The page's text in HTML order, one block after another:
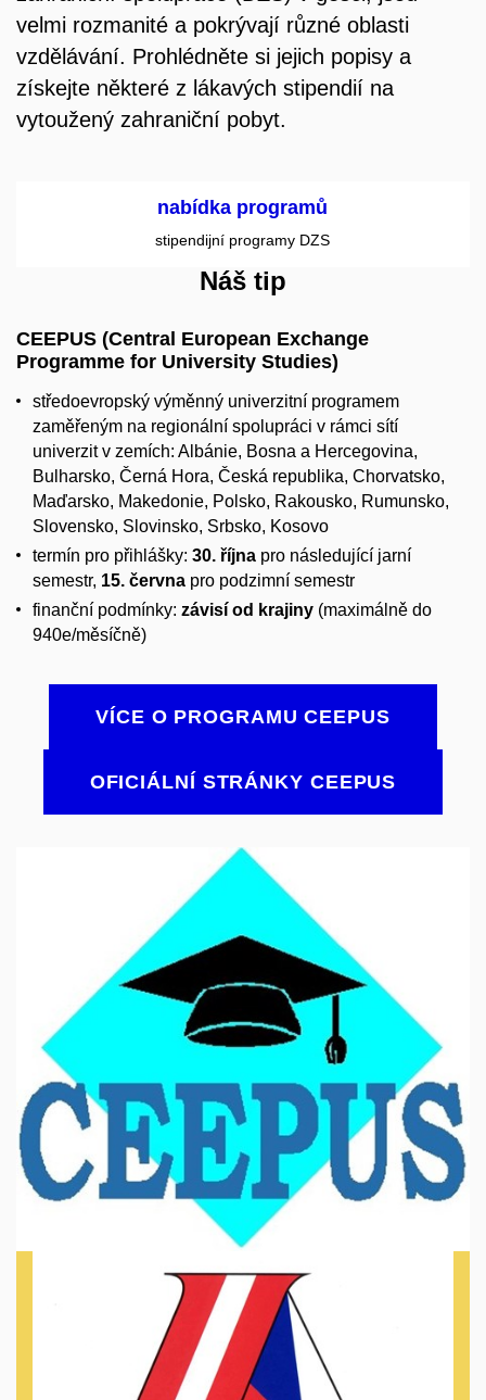
velmi rozmanité a pokrývají různé oblasti
vzdělávání. Prohlédněte si jejich popisy a
získejte některé z lákavých stipendií na
vytoužený zahraniční pobyt.
nabídka programů
stipendijní programy DZS
Náš tip
CEEPUS (Central European Exchange
Programme for University Studies)
středoevropský výměnný univerzitní programem
zaměřeným na regionální spolupráci v rámci sítí
univerzit v zemích: Albánie, Bosna a Hercegovina,
Bulharsko, Černá Hora, Česká republika, Chorvatsko,
Maďarsko, Makedonie, Polsko, Rakousko, Rumunsko,
Slovensko, Slovinsko, Srbsko, Kosovo
termín pro přihlášky: 30. října pro následující jarní
semestr, 15. června pro podzimní semestr
finanční podmínky: závisí od krajiny (maximálně do
940e/měsíčně)
VÍCE O PROGRAMU CEEPUS
OFICIÁLNÍ STRÁNKY CEEPUS